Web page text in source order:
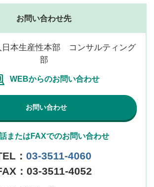
お問い合わせ先
日本生産性本部 コンサルティング
部
WEBからのお問い合わせ
お問い合わせ
またはFAXでのお問い合わせ
： 03-3511-4060
：03-3511-4052